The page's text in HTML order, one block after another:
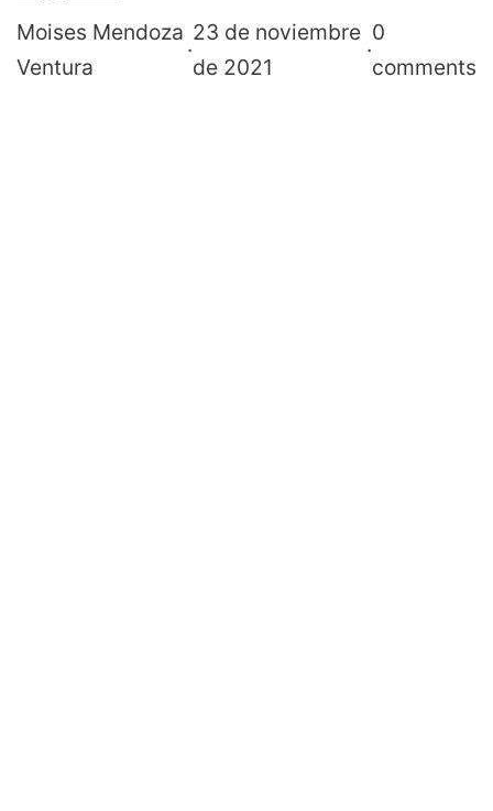
Moises Mendoza
Ventura
·
23 de noviembre
de 2021
·
0
comments